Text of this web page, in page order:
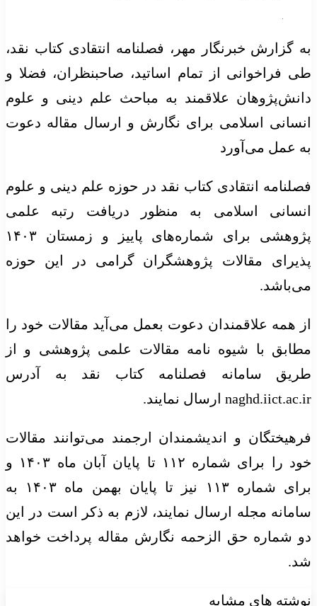
به گزارش خبرنگار مهر، فصلنامه انتقادی کتاب نقد،
طی فراخوانی از تمام اساتید، صاحبنظران، فضلا و
دانش‌پژوهان علاقمند به مباحث علم دینی و علوم
انسانی اسلامی برای نگارش و ارسال مقاله دعوت
به عمل می‌آورد
فصلنامه انتقادی کتاب نقد در حوزه علم دینی و علوم
انسانی اسلامی به منظور دریافت رتبه علمی
پژوهشی برای شماره‌های پاییز و زمستان
پذیرای مقالات پژوهشگران گرامی در این حوزه
می‌باشد.
از همه علاقمندان دعوت بعمل می‌آید مقالات خود را
مطابق با شیوه نامه مقالات علمی پژوهشی و از
طریق سامانه فصلنامه کتاب نقد به آدرس
naghd.iict.ac.ir ارسال نمایند.
فرهیختگان و اندیشمندان ارجمند می‌توانند مقالات
خود را برای شماره ۱۱۲ تا پایان آبان ماه
و
برای شماره ۱۱۳ نیز تا پایان بهمن ماه
به
سامانه مجله ارسال نمایند، لازم به ذکر است در این
دو شماره حق الزحمه نگارش مقاله پرداخت خواهد
شد.
نوشته های مشابه